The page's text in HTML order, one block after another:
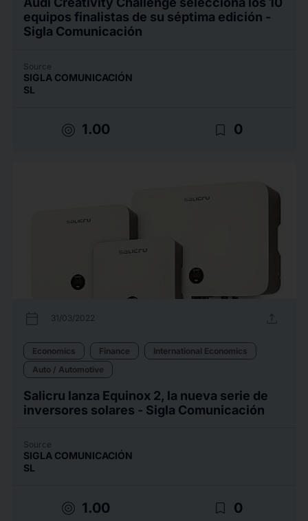
equipos finalistas de su séptima edición -
Sigla Comunicación
Source
SIGLA COMUNICACIÓN
SL
target 1.00 bookmark_border 0
calendar_today 31/03/2022 upload
Economics Finance
International Economics
Auto / Automotive
Salicru lanza Equinox 2, la nueva serie de
inversores solares - Sigla Comunicación
Source
SIGLA COMUNICACIÓN
SL
target 1.00 bookmark_border 0